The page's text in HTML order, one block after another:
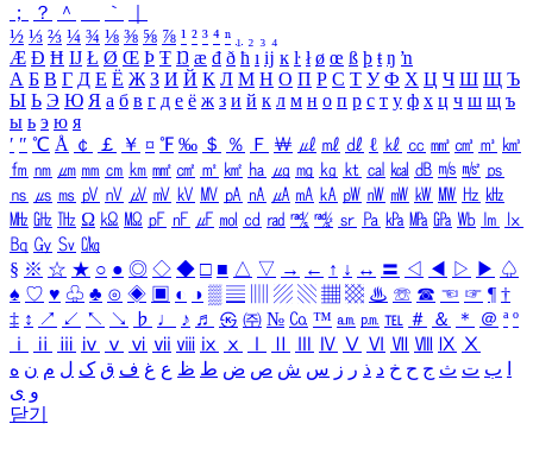
；
？ ＾ ｀
½ ⅓ ⅔ ¼ ¾ ⅛ ⅜ ⅝ ⅞ ¹ ² ³ ⁴ ⁿ ₁ ₂ ₃ ₄
Æ Ð Ħ Ĳ Ł Ø Œ Þ Ŧ Ŋ æ đ ð ħ ı ĳ ĸ ŀ ł ø œ ß þ ŧ ŋ ŉ
А Б В Г Д Е Ё Ж З И Й К Л М Н О П Р С Т У Ф Х Ц Ч Ш Щ Ъ
Ы Ь Э Ю Я а б в г д е ё ж з и й к л м н о п р с т у ф х ц ч ш щ ъ
ы ь э ю я
′ ″ ℃ Å ￠ ￡ ￥ ¤ ℉ ‰ ＄ ％ Ｆ ￦ ㎕ ㎖ ㎗ ℓ ㎘ ㏄ ㎣ ㎤ ㎥ ㎦
㎙ ㎚ ㎛ ㎜ ㎝ ㎞ ㎟ ㎠ ㎡ ㎢ ㏊ ㎍ ㎎ ㎏ ㏏ ㎈ ㎉ ㏈ ㎧ ㎨ ㎰
㎱ ㎲ ㎳ ㎴ ㎵ ㎶ ㎷ ㎸ ㎹ ㎀ ㎁ ㎂ ㎃ ㎄ ㎺ ㎻ ㎽ ㎾ ㎿ ㎐ ㎑
㎒ ㎓ ㎔ Ω ㏀ ㏁ ㎊ ㎋ ㎌ ㏖ ㏅ ㎭ ㎮ ㎯ ㏛ ㎩ ㎪ ㎫ ㎬ ㏝ ㏐
㏓
㏃ ㏉ ㏜ ㏆
§ ※ ☆ ★ ○ ● ◎ ◇ ◆ □ ■ △ ▽ → ← ↑ ↓ ↔ 〓 ◁ ◀ ▷ ▶ ♤
♠ ♡ ♥ ♧ ♣ ⊙ ◈ ▣ ◐ ◑ ▒ ▤ ▨ ▧ ▦ ▩ ♨ ☏ ☎ ☜ ☞ ¶ †
‡ ↕ ↗ ↙ ↖ ↘ ♭ ♩ ♪ ♬ ㉿ ㈜ № ㏇ ™ ㏂ ㏘ ℡ ＃ ＆ ＊ ＠ ª º
ⅰ
ⅱ ⅲ ⅳ ⅴ ⅵ ⅶ ⅷ ⅸ ⅹ Ⅳ Ⅴ Ⅵ Ⅶ Ⅷ Ⅸ Ⅹ
ب ت ث ج ح خ د ذ ر ز س ش ص ض ط ظ ع غ ف ق ک ل م ن ه
و ی
닫기